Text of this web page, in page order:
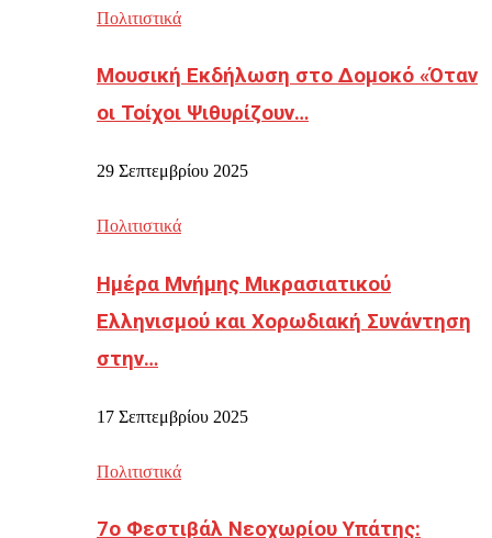
Πολιτιστικά
Μουσική Εκδήλωση στο Δομοκό «Όταν
οι Τοίχοι Ψιθυρίζουν…
29 Σεπτεμβρίου 2025
Πολιτιστικά
Ημέρα Μνήμης Μικρασιατικού
Ελληνισμού και Χορωδιακή Συνάντηση
στην…
17 Σεπτεμβρίου 2025
Πολιτιστικά
7ο Φεστιβάλ Νεοχωρίου Υπάτης: